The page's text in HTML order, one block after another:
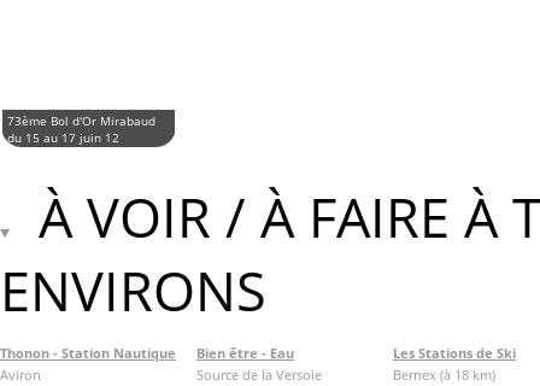
73ème Bol d'Or Mirabaud
du 15 au 17 juin 12
À VOIR / À FAIRE À
ENVIRONS
Thonon - Station Nautique
Aviron
Bien être - Eau
Source de la Versoie
Les Stations de Ski
Bernex (à 18 km)